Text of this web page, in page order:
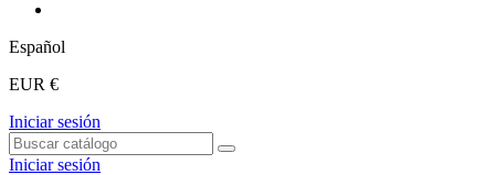
Español
EUR €
Iniciar sesión
Iniciar sesión